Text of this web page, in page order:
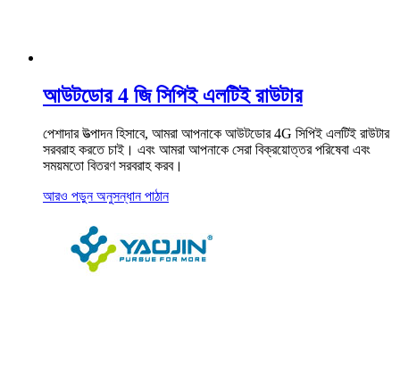
আউটডোর 4 জি সিপিই এলটিই রাউটার
পেশাদার উত্পাদন হিসাবে, আমরা আপনাকে আউটডোর 4G সিপিই এলটিই রাউটার
সরবরাহ করতে চাই। এবং আমরা আপনাকে সেরা বিক্রয়োত্তর পরিষেবা এবং
সময়মতো বিতরণ সরবরাহ করব।
আরও পড়ুন অনুসন্ধান পাঠান